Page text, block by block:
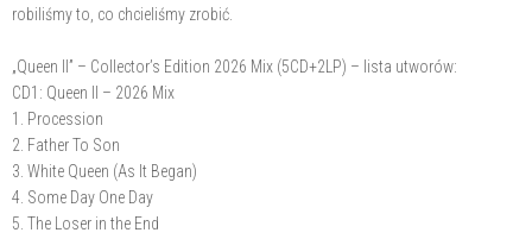
robiliśmy to, co chcieliśmy zrobić.
„Queen II” – Collector’s Edition 2026 Mix (5CD+2LP) – lista utworów:
CD1: Queen II – 2026 Mix
1. Procession
2. Father To Son
3. White Queen (As It Began)
4. Some Day One Day
5. The Loser in the End